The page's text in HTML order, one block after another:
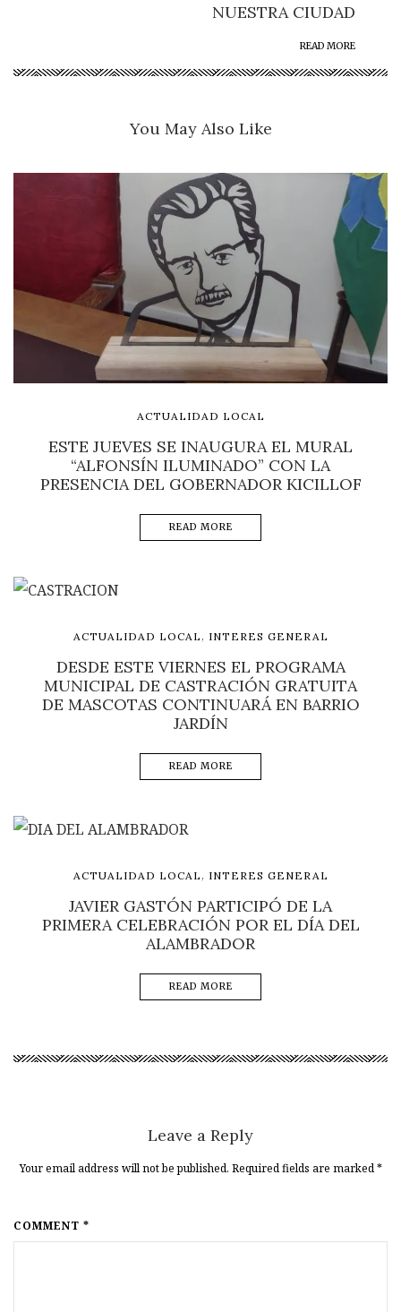
NUESTRA CIUDAD
READ MORE
You May Also Like
ACTUALIDAD LOCAL
ESTE JUEVES SE INAUGURA EL MURAL
“ALFONSÍN ILUMINADO” CON LA
PRESENCIA DEL GOBERNADOR KICILLOF
READ MORE
ACTUALIDAD LOCAL , INTERES GENERAL
DESDE ESTE VIERNES EL PROGRAMA
MUNICIPAL DE CASTRACIÓN GRATUITA
DE MASCOTAS CONTINUARÁ EN BARRIO
JARDÍN
READ MORE
ACTUALIDAD LOCAL , INTERES GENERAL
JAVIER GASTÓN PARTICIPÓ DE LA
PRIMERA CELEBRACIÓN POR EL DÍA DEL
ALAMBRADOR
READ MORE
Leave a Reply
Your email address will not be published. Required fields are marked*
COMMENT *